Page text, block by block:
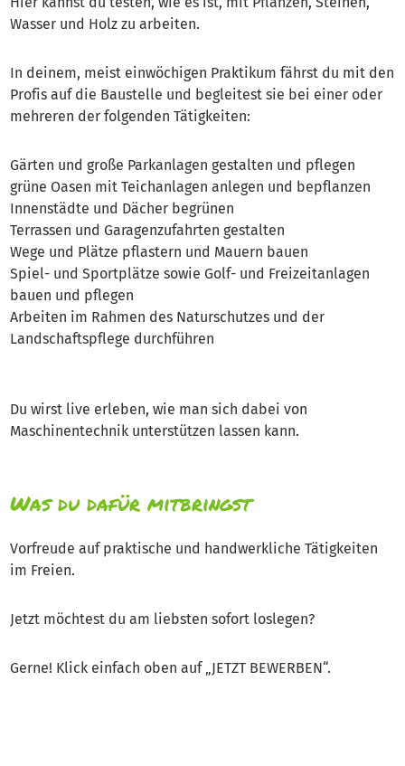
Wasser und Holz zu arbeiten.
In deinem, meist einwöchigen Praktikum fährst du mit den
Profis auf die Baustelle und begleitest sie bei einer oder
mehreren der folgenden Tätigkeiten:
Gärten und große Parkanlagen gestalten und pflegen
grüne Oasen mit Teichanlagen anlegen und bepflanzen
Innenstädte und Dächer begrünen
Terrassen und Garagenzufahrten gestalten
Wege und Plätze pflastern und Mauern bauen
Spiel- und Sportplätze sowie Golf- und Freizeitanlagen
bauen und pflegen
Arbeiten im Rahmen des Naturschutzes und der
Landschaftspflege durchführen
Du wirst live erleben, wie man sich dabei von
Maschinentechnik unterstützen lassen kann.
Was du dafür mitbringst
Vorfreude auf praktische und handwerkliche Tätigkeiten
im Freien.
Jetzt möchtest du am liebsten sofort loslegen?
Gerne! Klick einfach oben auf „JETZT BEWERBEN“.